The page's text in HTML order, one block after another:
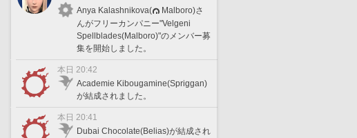
Anya Kalashnikova(
Malboro)さ
んがフリーカンパニー"Velgeni
Spellblades(Malboro)"のメンバー募
集を開始しました。
本日 20:42
Academie Kibougamine(Spriggan)
が結成されました。
本日 20:41
Dubai Chocolate(Belias)が結成され